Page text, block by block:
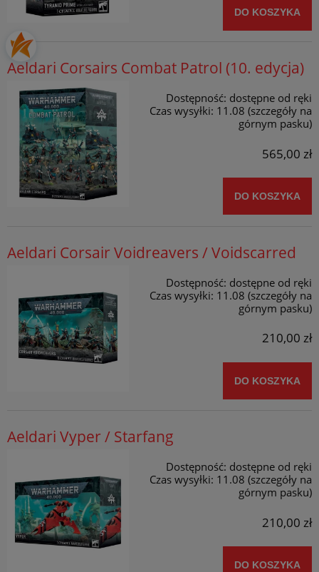
DO KOSZYKA
Aeldari Corsairs Combat Patrol (10. edycja)
Dostępność: dostępne od ręki
Czas wysyłki: 11.08 (szczegóły na
górnym pasku)
565,00 zł
DO KOSZYKA
Aeldari Corsair Voidreavers / Voidscarred
Dostępność: dostępne od ręki
Czas wysyłki: 11.08 (szczegóły na
górnym pasku)
210,00 zł
DO KOSZYKA
Aeldari Vyper / Starfang
Dostępność: dostępne od ręki
Czas wysyłki: 11.08 (szczegóły na
górnym pasku)
210,00 zł
DO KOSZYKA